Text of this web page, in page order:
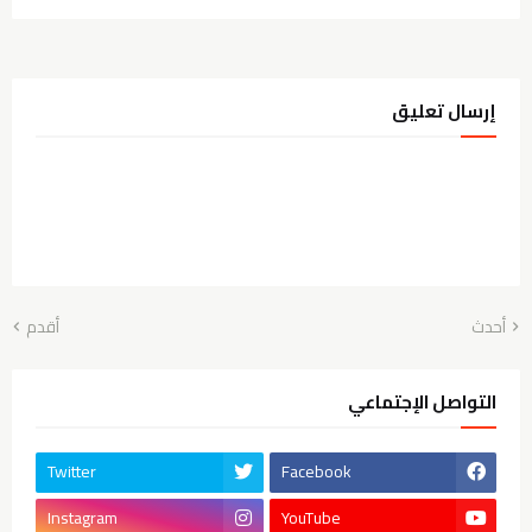
إرسال تعليق
أحدث أقدم
التواصل الإجتماعي
Facebook
Twitter
YouTube
Instagram